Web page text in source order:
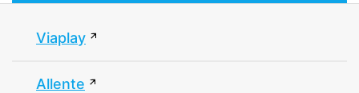
Viaplay
Allente